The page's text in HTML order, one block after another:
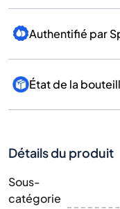
Authentifié par
État de la
Détails du produit
Sous-
catégorie